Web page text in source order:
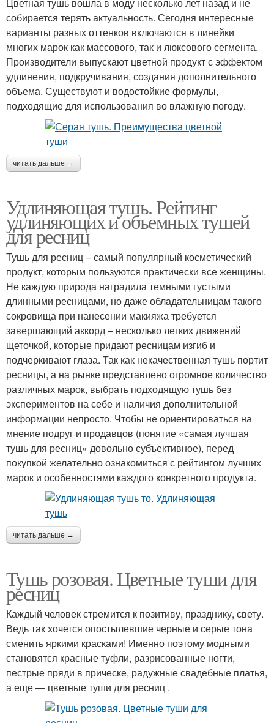
собирается терять актуальность. Сегодня интересные
варианты разных оттенков включаются в линейки
многих марок как массового, так и люксового сегмента.
Производители выпускают цветной продукт с эффектом
удлинения, подкручивания, создания дополнительного
объема. Существуют и водостойкие формулы,
подходящие для использования во влажную погоду.
читать дальше →
Удлиняющая тушь. Рейтинг
удлиняющих и объемных тушей
для ресниц
Тушь для ресниц – самый популярный косметический
продукт, которым пользуются практически все женщины.
Не каждую природа наградила темными густыми
длинными ресницами, но даже обладательницам такого
сокровища при нанесении макияжа требуется
завершающий аккорд – несколько легких движений
щеточкой, которые придают ресницам изгиб и
подчеркивают глаза. Так как некачественная тушь портит
ресницы, а на рынке представлено огромное количество
различных марок, выбрать подходящую тушь без
экспериментов на себе и наличия дополнительной
информации непросто. Чтобы не ориентироваться на
мнение подруг и продавцов (понятие «самая лучшая
тушь для ресниц» довольно субъективное), перед
покупкой желательно ознакомиться с рейтингом лучших
марок и особенностями каждого конкретного продукта.
читать дальше →
Тушь розовая. Цветные туши для
ресниц
Каждый человек стремится к позитиву, празднику, свету.
Ведь так хочется опостылевшие черные и серые тона
сменить яркими красками! Именно поэтому модными
становятся красные туфли, разрисованные ногти,
пестрые пряди в прическе, радужные свадебные платья,
а еще — цветные туши для ресниц .